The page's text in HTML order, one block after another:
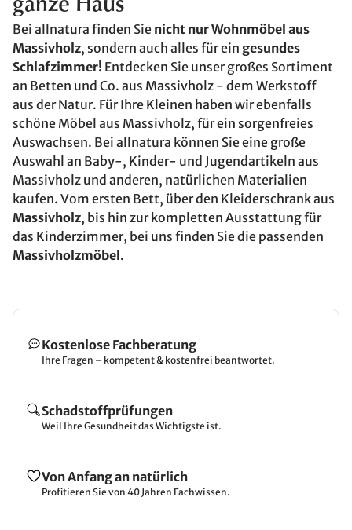
ganze Haus
Bei allnatura finden Sie nicht nur Wohnmöbel aus
Massivholz, sondern auch alles für ein gesundes
Schlafzimmer! Entdecken Sie unser großes Sortiment
an Betten und Co. aus Massivholz - dem Werkstoff
aus der Natur. Für Ihre Kleinen haben wir ebenfalls
schöne Möbel aus Massivholz, für ein sorgenfreies
Auswachsen. Bei allnatura können Sie eine große
Auswahl an Baby-, Kinder- und Jugendartikeln aus
Massivholz und anderen, natürlichen Materialien
kaufen. Vom ersten Bett, über den Kleiderschrank aus
Massivholz, bis hin zur kompletten Ausstattung für
das Kinderzimmer, bei uns finden Sie die passenden
Massivholzmöbel.
Kostenlose Fachberatung
Ihre Fragen – kompetent & kostenfrei beantwortet.
Schadstoffprüfungen
Weil Ihre Gesundheit das Wichtigste ist.
Von Anfang an natürlich
Profitieren Sie von 40 Jahren Fachwissen.